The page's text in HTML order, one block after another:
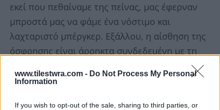
www.tilestwra.com - Do Not Process My Personal
Information
If you wish to opt-out of the sale, sharing to third parties, or
εκεί που πεθαίναμε της πείνας, μας έφερναν
μπροστά μας να φάμε ένα νόστιμο και
λαχταριστό μπέργκερ. Εξάλλου, η αίσθηση της
όσφρησης είναι άρρηκτα συνδεδεμένη με τη